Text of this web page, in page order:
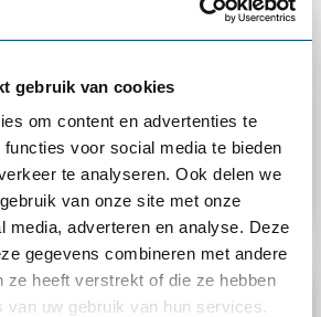
gebruik van cookies
om content en advertenties te
voor social media te bieden
te analyseren. Ook delen we
van onze site met onze
media, adverteren en analyse. Deze
gegevens combineren met andere
ze heeft verstrekt of die ze hebben
van uw gebruik van hun services.
gratis proefplaatsing
product voldoet? Probeer het 30
uit in je eigen werkomgeving.
Ik wil proefplaatsen